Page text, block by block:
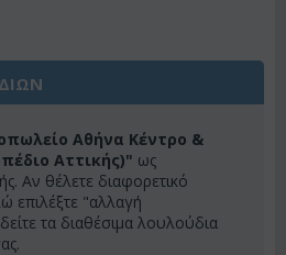
Αθήνα Κέντρο &
Αττικής)" ως
Αν θέλετε διαφορετικό
επιλέξτε "αλλαγή
τα διαθέσιμα λουλούδια